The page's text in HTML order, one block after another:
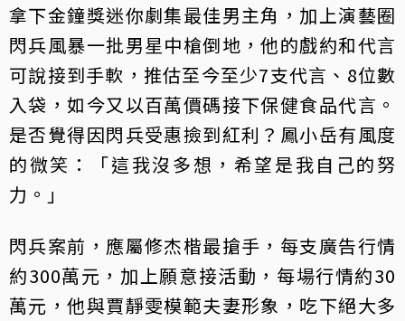
拿下金鐘獎迷你劇集最佳男主角，加上演藝圈
閃兵風暴一批男星中槍倒地，他的戲約和代言
可說接到手軟，推估至今至少7支代言、8位數
入袋，如今又以百萬價碼接下保健食品代言。
是否覺得因閃兵受惠撿到紅利？鳳小岳有風度
的微笑：「這我沒多想，希望是我自己的努
力。」
閃兵案前，應屬修杰楷最搶手，每支廣告行情
約300萬元，加上願意接活動，每場行情約30
萬元，他與賈靜雯模範夫妻形象，吃下絕大多